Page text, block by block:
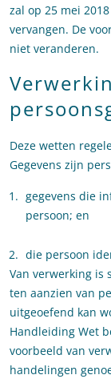
zal op 25 mei
vervangen. De
niet veranderen.
Deze wetten
Gegevens zijn
gegevens die
persoon; en
die persoon
Van verwerking
ten aanzien van
uitgeoefend kan
Handleiding Wet
voorbeeld van
handelingen